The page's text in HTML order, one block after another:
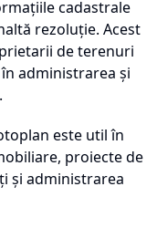
cadastrale
rezoluție. Acest
de terenuri
administrarea și
este util în
proiecte de
și administrarea